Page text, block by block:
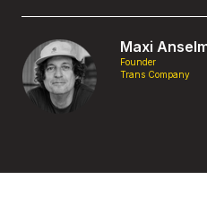
Maxi
Founder
Trans Company